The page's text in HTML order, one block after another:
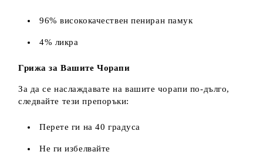
96% висококачествен пениран памук
4% ликра
Грижа за Вашите Чорапи
За да се наслаждавате на вашите чорапи по-дълго,
следвайте тези препоръки:
Перете ги на 40 градуса
Не ги избелвайте